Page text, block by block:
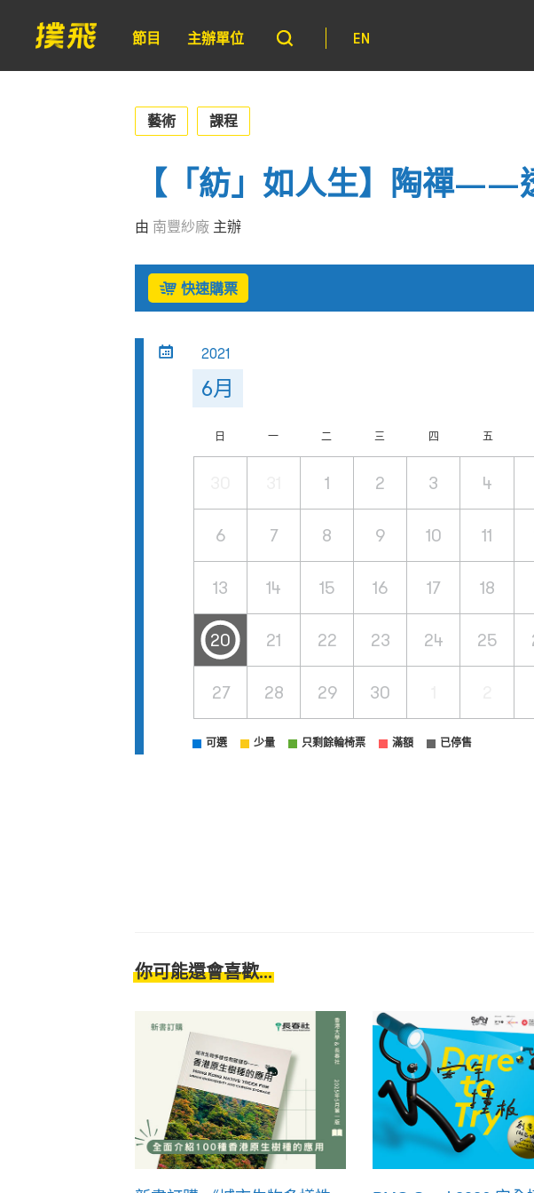
節目 主辦單位 EN
藝術 課程
【「紡」如人生】陶禪——
由 南豐紗廠 主辦
快速購票
2021
6月
日 一 二 三 四 五
1 2 3 4
6 7 8 9 10 11
13 14 15 16 17 18
20 21 22 23 24 25
27 28 29 30
可選 少量 只剩餘輪椅票 滿額 已停售
你可能還會喜歡...